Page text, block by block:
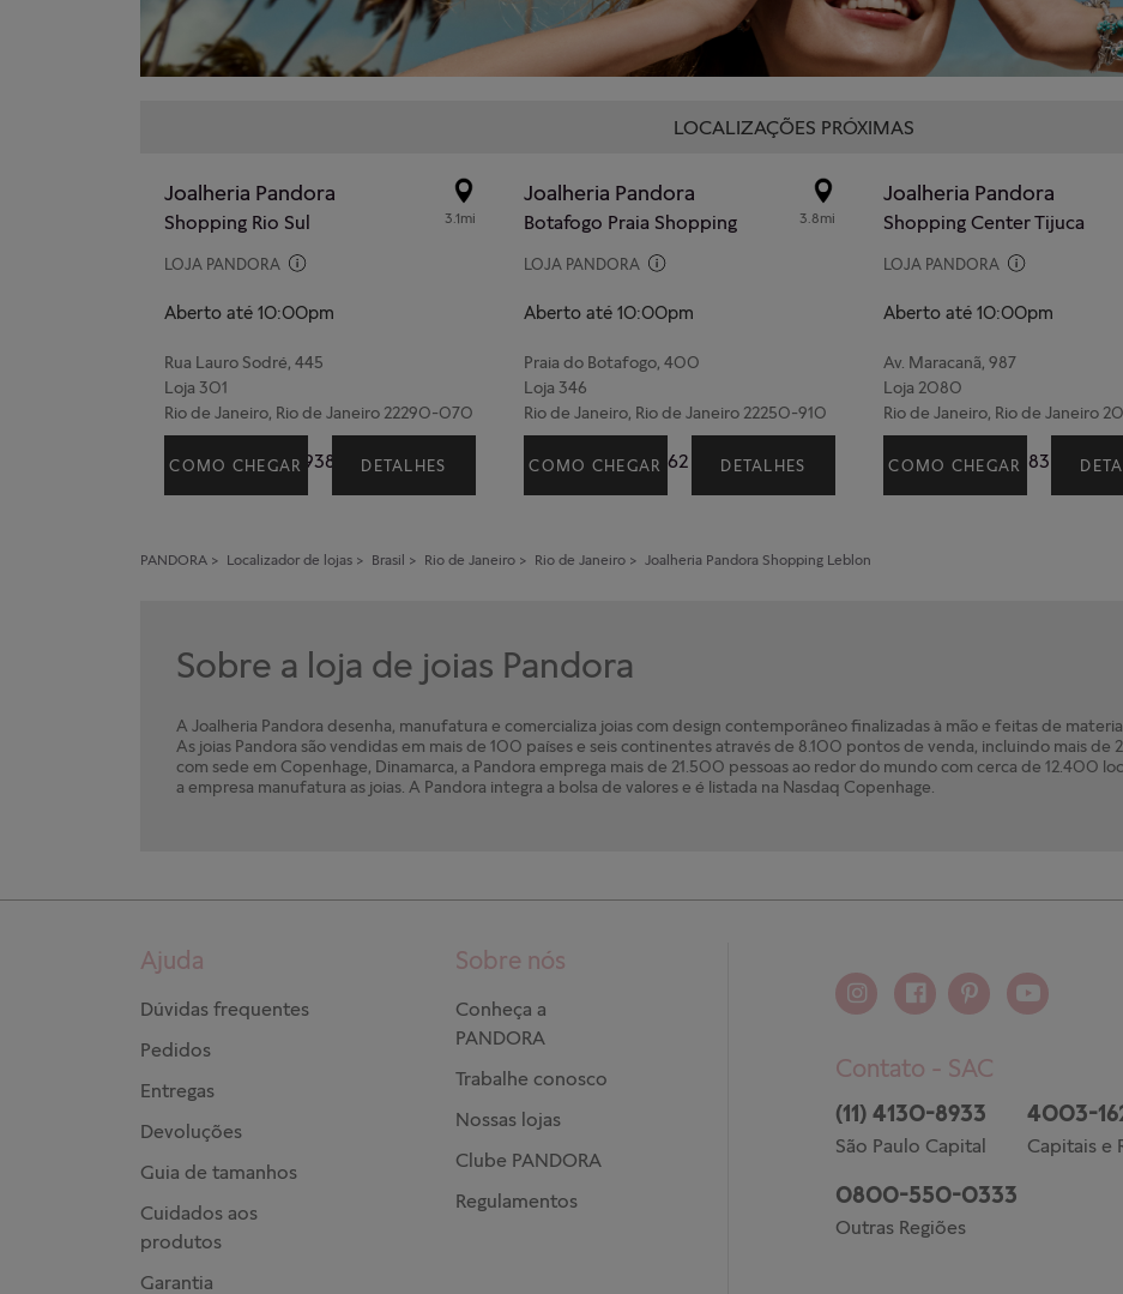
LOCALIZAÇÕES PRÓXIMAS
Joalheria Pandora
Shopping Rio Sul
LOJA PANDORA
Aberto até 10:00pm
3.1mi
Rua Lauro Sodré, 445
Loja 301
Rio de Janeiro, Rio de Janeiro 22290-070
(21) 98083-3938
COMO CHEGAR DETALHES
Joalheria Pandora
Botafogo Praia Shopping
LOJA PANDORA
Aberto até 10:00pm
3.8mi
Praia do Botafogo, 400
Loja 346
Rio de Janeiro, Rio de Janeiro 22250-910
(21) 99245-4162
COMO CHEGAR DETALHES
Joalheria Pandora
Shopping Center Tijuca
LOJA PANDORA
Aberto até 10:00pm
Av. Maracanã, 987
Loja 2080
Rio de Janeiro, Rio de Janeiro
(21) 99321- 9183
COMO CHEGAR
PANDORA > Localizador de lojas > Brasil > Rio de Janeiro > Rio de Janeiro > Joalheria Pandora Shopping Leblon
Sobre a loja de joias Pandora
A Joalheria Pandora desenha, manufatura e comercializa joias com design contemporâneo finalizadas à mão e feitas de
As joias Pandora são vendidas em mais de 100 países e seis continentes através de 8.100 pontos de venda, incluindo mais de
com sede em Copenhage, Dinamarca, a Pandora emprega mais de 21.500 pessoas ao redor do mundo com cerca de 12.400
a empresa manufatura as joias. A Pandora integra a bolsa de valores e é listada na Nasdaq Copenhage.
Ajuda
Dúvidas frequentes
Pedidos
Entregas
Devoluções
Guia de tamanhos
Cuidados aos
produtos
Garantia
Sobre nós
Conheça a
PANDORA
Trabalhe conosco
Nossas lojas
Clube PANDORA
Regulamentos
Contato - SAC
(11) 4130-8933
São Paulo Capital
4003-
Capitais e
0800-550-0333
Outras Regiões